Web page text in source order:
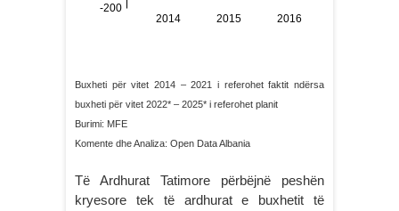
Buxheti për vitet 2014 – 2021 i referohet faktit ndërsa
buxheti për vitet 2022* – 2025* i referohet planit
Burimi: MFE
Komente dhe Analiza: Open Data Albania
Të Ardhurat Tatimore përbëjnë peshën
kryesore tek të ardhurat e buxhetit të